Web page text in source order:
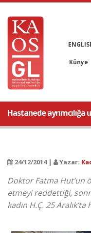
Künye
Hastanede ayrımcılığa
24/12/2014 | Yazar:
Doktor Fatma Hut’un
etmeyi reddettiği,
kadın H.Ç. 25 Aralık’ta